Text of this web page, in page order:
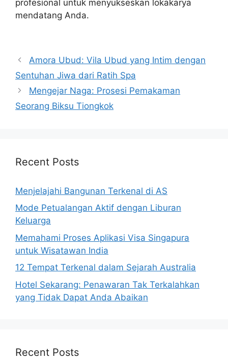
profesional untuk menyukseskan lokakarya
mendatang Anda.
pos
Amora Ubud: Vila Ubud yang Intim dengan
Sentuhan Jiwa dari Ratih Spa
Mengejar Naga: Prosesi Pemakaman
Seorang Biksu Tiongkok
Recent Posts
Menjelajahi Bangunan Terkenal di AS
Mode Petualangan Aktif dengan Liburan
Keluarga
Memahami Proses Aplikasi Visa Singapura
untuk Wisatawan India
12 Tempat Terkenal dalam Sejarah Australia
Hotel Sekarang: Penawaran Tak Terkalahkan
yang Tidak Dapat Anda Abaikan
Recent Posts